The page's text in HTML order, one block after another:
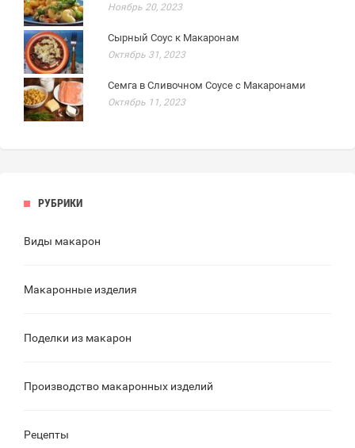
Ноябрь 20, 2023
Сырный Соус к Макаронам
Октябрь 31, 2023
Семга в Сливочном Соусе с Макаронами
Октябрь 11, 2023
РУБРИКИ
Виды макарон
Макаронные изделия
Поделки из макарон
Производство макаронных изделий
Рецепты